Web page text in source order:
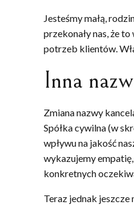
Jesteśmy małą,
przekonały nas, że
potrzeb klientów.
Inna
Zmiana nazwy
Spółka cywilna (w
wpływu na jakość
wykazujemy
konkretnych
Teraz jednak